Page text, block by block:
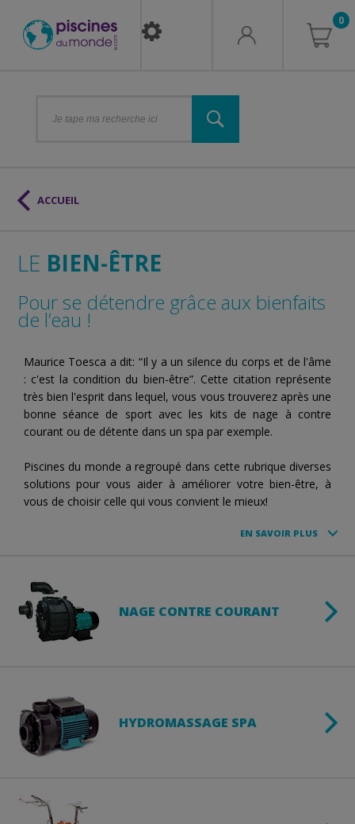
0
LE BIEN-ÊTRE
Pour se détendre grâce aux bienfaits
de l’eau !
Maurice Toesca a dit: “Il y a un silence du corps et de l'âme
: c'est la condition du bien-être”. Cette citation représente
très bien l'esprit dans lequel, vous vous trouverez après une
bonne séance de sport avec les kits de nage à contre
courant ou de détente dans un spa par exemple.
Piscines du monde a regroupé dans cette rubrique diverses
solutions pour vous aider à améliorer votre bien-être, à
vous de choisir celle qui vous convient le mieux!
EN SAVOIR PLUS
NAGE CONTRE COURANT
HYDROMASSAGE SPA
ACCUEIL